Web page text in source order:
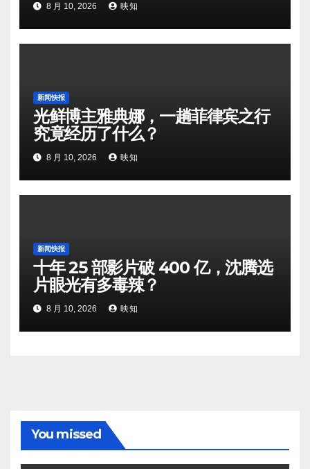
8 月 10, 2026 映知
新闻快报
光鲜博主雅典娜，一趟菲律宾之行
究竟经历了什么？
8 月 10, 2026 映知
新闻快报
十年 25 部影片破 400 亿，沈腾选
片眼光有多毒辣？
8 月 10, 2026 映知
You missed